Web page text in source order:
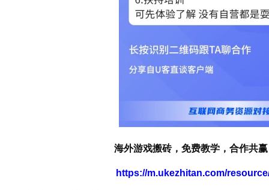
海外游戏搬砖，免费教学，合作共
https://m.ukezhitan.com/